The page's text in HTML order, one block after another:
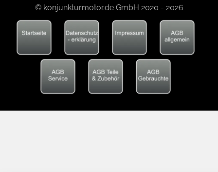
© konjunkturmotor.de GmbH 2020 - 2026